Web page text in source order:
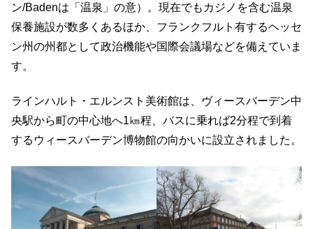
ン/Badenは「温泉」の意）。現在でもカジノを含む温泉
保養施設が数多くあるほか、フランクフルト有するヘッセ
ン州の州都として政治機能や国際会議場などを備えていま
す。
ラインハルト・エルンスト美術館は、ヴィースバーデン中
央駅から町の中心地へ1㎞程、バスに乗れば2分程で到着
するウィースバーデン博物館の向かいに設立されました。